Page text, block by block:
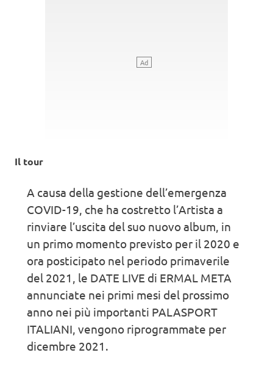
Il tour
A causa della gestione dell’emergenza
COVID-19, che ha costretto l’Artista a
rinviare l’uscita del suo nuovo album, in
un primo momento previsto per il 2020 e
ora posticipato nel periodo primaverile
del 2021, le DATE LIVE di ERMAL META
annunciate nei primi mesi del prossimo
anno nei più importanti PALASPORT
ITALIANI, vengono riprogrammate per
dicembre 2021.